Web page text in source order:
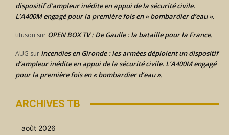
dispositif d’ampleur inédite en appui de la sécurité civile.
L’A400M engagé pour la première fois en « bombardier d’eau ».
titusou sur OPEN BOX TV : De Gaulle : la bataille pour la France.
AUG sur Incendies en Gironde : les armées déploient un dispositif
d’ampleur inédite en appui de la sécurité civile. L’A400M engagé
pour la première fois en « bombardier d’eau ».
ARCHIVES TB
août 2026